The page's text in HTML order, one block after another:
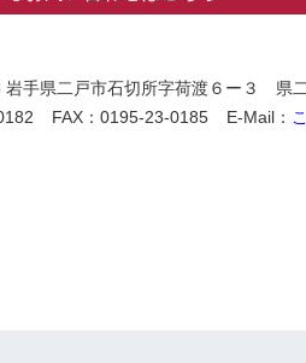
岩手県二戸市石切所字荷渡６ー３ 県
FAX：0195-23-0185 E-Mail：